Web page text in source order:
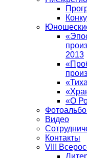
2013
«О
Видео
Контакты
VIII